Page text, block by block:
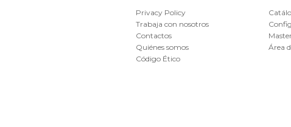
Privacy Policy
Trabaja con nosotros
Contactos
Quiénes somos
Código Ético
Área